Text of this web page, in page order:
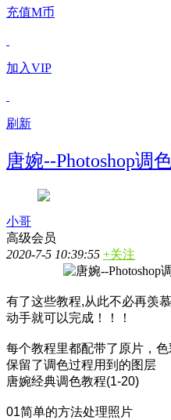
充值M币
加入VIP
刷新
唐婉--Photoshop调
小哥
高级会员
2020-7-5 10:39:55 +关注
有了这些教程,从此不必再羡
动手就可以完成！！！
每个教程里都配带了原片，
保留了调色过程用到的图层
唐婉经典调色教程(1-20)
01简单的方法处理照片